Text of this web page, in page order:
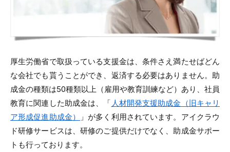
厚生労働省で取扱っている支援金は、条件さえ満たせばどん
な会社でも貰うことができ、返済する必要はありません。助
成金の種類は50種類以上（雇用や教育訓練など）あり、社員
教育に関連した助成金は、「 人材開発支援助成金（旧キャリ
ア形成促進助成金）
」が多く利用されています。アイクラウ
ド研修サービスは、研修のご提供だけでなく、助成金サポー
トも行っております。